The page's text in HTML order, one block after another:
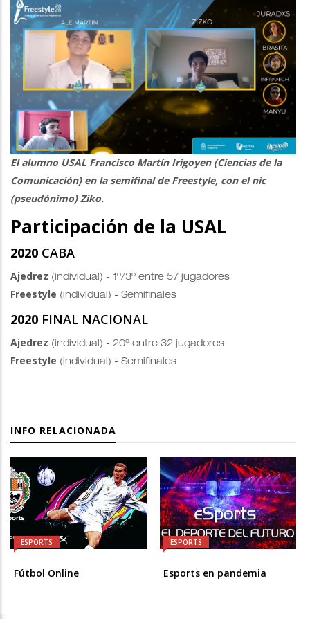
El alumno USAL Francisco Martín Irigoyen (Ciencias de la
Comunicación) en la semifinal de Freestyle, con el nic
(pseudónimo) Ziko.
Participación de la USAL
2020 CABA
Ajedrez (individual) - 1º/3º entre 57 jugadores
Freestyle (individual) - Semifinales
2020 FINAL NACIONAL
Ajedrez (individual) - 20º entre 32 jugadores
Freestyle (individual) - Semifinales
INFO RELACIONADA
ESPORTS
Fútbol Online
ESPORTS
Esports en pandemia